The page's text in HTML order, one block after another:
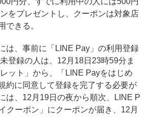
をプレゼントし、クーポンは対象店
できる。
は、事前に「LINE Pay」の利用登録
登録の人は、12月18日23時59分ま
ット」から、「LINE Payをはじめ
約に同意して登録を完了する必要が
は、12月19日の夜から順次、LINE P
クーポン」にクーポンが届き、12月